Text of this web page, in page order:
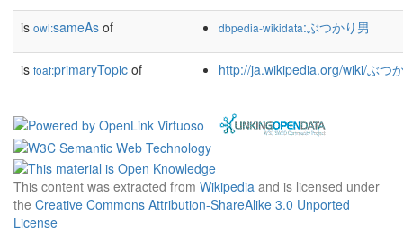
is owl:sameAs of dbpedia-wikidata:ぶつかり男
is foaf:primaryTopic of http://ja.wikipedia.org/wiki/ぶつ
This content was extracted from Wikipedia and is licensed under
the Creative Commons Attribution-ShareAlike 3.0 Unported
License